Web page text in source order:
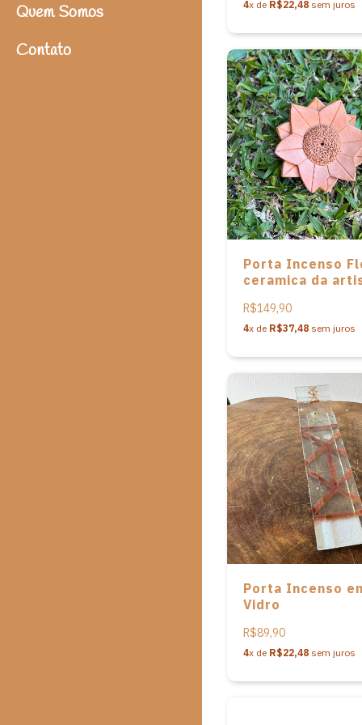
Quem Somos
Contato
4x de R$22,48 sem juros
Porta Incenso
ceramica da
R$149,90
4x de R$37,48 sem juros
Porta Incenso
Vidro
R$89,90
4x de R$22,48 sem juros